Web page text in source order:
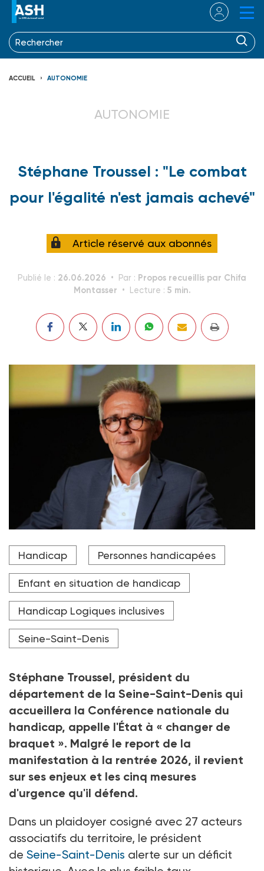
ACCUEIL AUTONOMIE
AUTONOMIE
Stéphane Troussel : "Le combat
pour l'égalité n'est jamais achevé"
Article réservé aux abonnés
Publié le : 26.06.2026 Par : Propos recueillis par Chifa
Montasser
Lecture : 5 min.
Selon Stéphane Troussel, président de Seine-Saint-
Denis, le département connaît le plus faible taux
Crédit photo DR
Handicap Personnes handicapées
Enfant en situation de handicap
Handicap Logiques inclusives
Seine-Saint-Denis
Stéphane Troussel, président du
département de la Seine-Saint-Denis qui
accueillera la Conférence nationale du
handicap, appelle l'État à « changer de
braquet ». Malgré le report de la
manifestation à la rentrée 2026, il revient
sur ses enjeux et les cinq mesures
d'urgence qu'il défend.
Dans un plaidoyer cosigné avec 27 acteurs
associatifs du territoire, le président
de Seine-Saint-Denis alerte sur un déficit